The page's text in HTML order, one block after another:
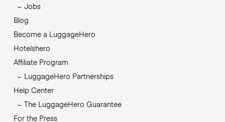
Jobs
Blog
Become a LuggageHero
Hotelshero
Affiliate Program
LuggageHero Partnerships
Help Center
The LuggageHero Guarantee
For the Press